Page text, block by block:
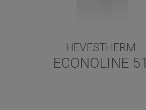
HEVESTHERM
ECONOLINE 51